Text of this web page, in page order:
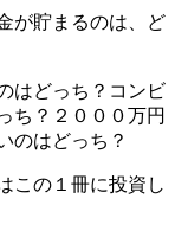
が貯まるのは、ど
はどっち？コンビ
ち？２０００万円
のはどっち？
この１冊に投資し